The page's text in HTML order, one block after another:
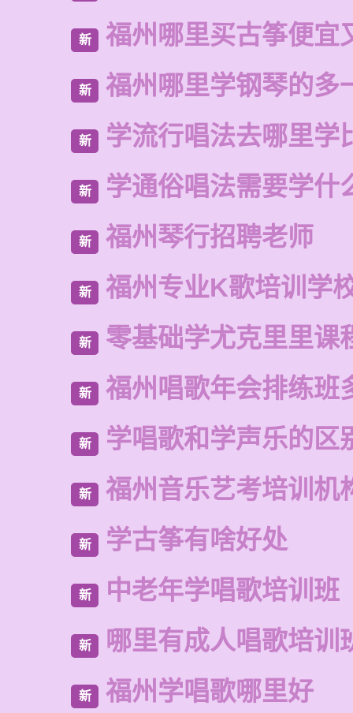
新 福州哪里买古筝便宜
新 福州哪里学钢琴的多
新 学流行唱法去哪里学
新 学通俗唱法需要学什
新 福州琴行招聘老师
新 福州专业K歌培训学
新 零基础学尤克里里课
新 福州唱歌年会排练班
新 学唱歌和学声乐的区
新 福州音乐艺考培训机
新 学古筝有啥好处
新 中老年学唱歌培训班
新 哪里有成人唱歌培训
新 福州学唱歌哪里好